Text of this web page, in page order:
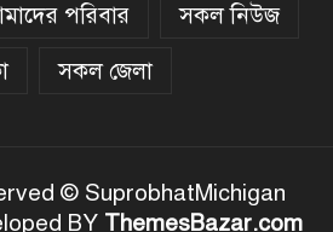
পরিবার
সকল নিউজ
সকল জেলা
© SuprobhatMichigan
BY ThemesBazar.com